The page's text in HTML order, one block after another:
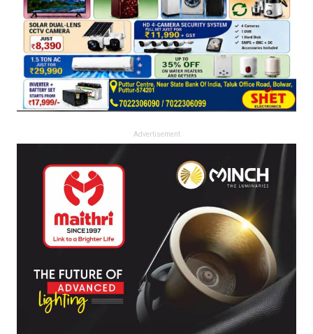
Advertisement